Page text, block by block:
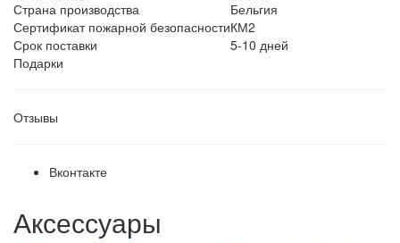
Страна производства
Бельгия
Сертификат пожарной безопасностиКМ2
Срок поставки
5-10 дней
Подарки
Отзывы
Вконтакте
Аксессуары